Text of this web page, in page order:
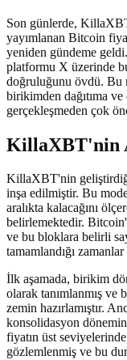
Son günlerde,
yayımlanan Bitcoin
yeniden gündeme
platformu X üzerinde
doğruluğunu övdü. Bu
birikimden dağıtıma
gerçekleşmeden çok
KillaXBT'nin
KillaXBT'nin
inşa edilmiştir. Bu
aralıkta kalacağını
belirlemektedir.
ve bu bloklara belirli
tamamlandığı
İlk aşamada, birikim
olarak tanımlanmış
zemin hazırlamıştır.
konsolidasyon
fiyatın üst
gözlemlenmiş ve bu